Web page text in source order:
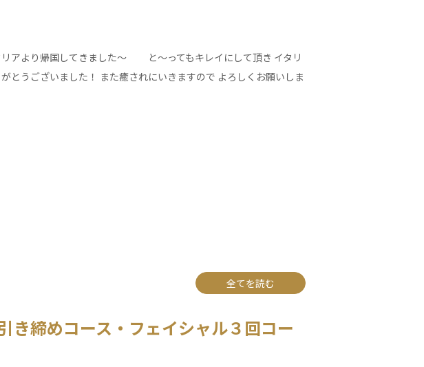
アより帰国してきました～ と～ってもキレイにして頂き イタリ
とうございました！ また癒されにいきますので よろしくお願いしま
全てを読む
き締めコース・フェイシャル３回コー